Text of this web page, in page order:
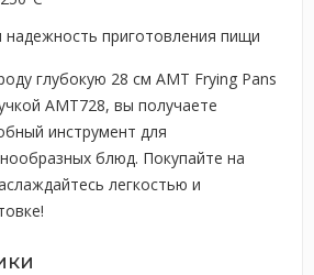
надежность приготовления пищи
глубокую 28 см AMT Frying Pans
AMT728, вы получаете
инструмент для
блюд. Покупайте на
легкостью и